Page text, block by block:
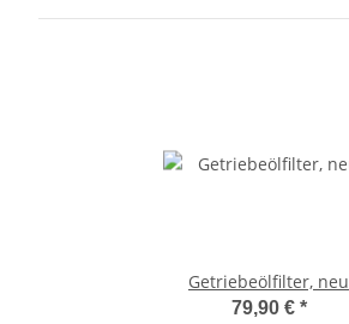
Getriebeölfilter, neu
79,90 € *